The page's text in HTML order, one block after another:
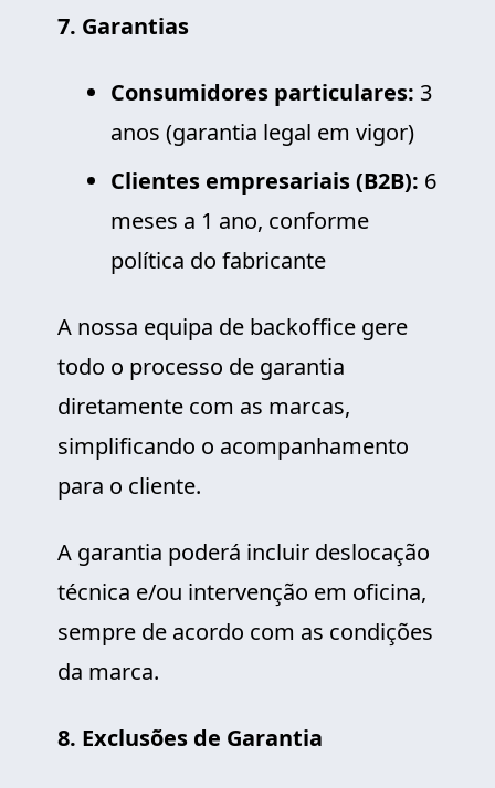
7. Garantias
Consumidores particulares: 3
anos (garantia legal em vigor)
Clientes empresariais (B2B): 6
meses a 1 ano, conforme
política do fabricante
A nossa equipa de backoffice gere
todo o processo de garantia
diretamente com as marcas,
simplificando o acompanhamento
para o cliente.
A garantia poderá incluir deslocação
técnica e/ou intervenção em oficina,
sempre de acordo com as condições
da marca.
8. Exclusões de Garantia